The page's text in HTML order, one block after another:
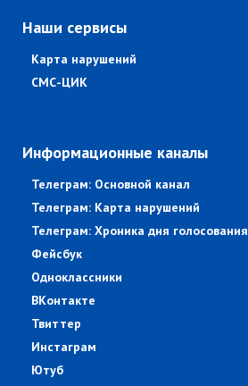
Наши сервисы
Карта нарушений
СМС-ЦИК
Информационные каналы
Телеграм: Основной канал
Телеграм: Карта нарушений
Телеграм: Хроника дня голосования
Фейсбук
Одноклассники
ВКонтакте
Твиттер
Инстаграм
Ютуб